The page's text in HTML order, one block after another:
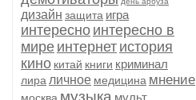
дизайн защита игра
интересно интересно в
мире интернет история
кино китай книги криминал
лира личное медицина мнение
музыка мульт